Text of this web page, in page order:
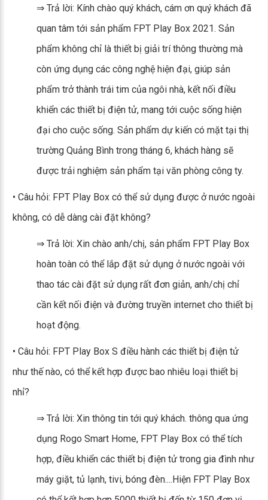
⇒ Trả lời: Kính chào quý khách, cám ơn quý khách đã
quan tâm tới sản phẩm FPT Play Box 2021. Sản
phẩm không chỉ là thiết bị giải trí thông thường mà
còn ứng dụng các công nghệ hiện đại, giúp sản
phẩm trở thành trái tim của ngôi nhà, kết nối điều
khiển các thiết bị điện tử, mang tới cuộc sống hiện
đại cho cuộc sống. Sản phẩm dự kiến có mặt tại thị
trường Quảng Bình trong tháng 6, khách hàng sẽ
được trải nghiệm sản phẩm tại văn phòng công ty.
• Câu hỏi: FPT Play Box có thể sử dụng được ở nước ngoài
không, có dễ dàng cài đặt không?
⇒ Trả lời: Xin chào anh/chị, sản phẩm FPT Play Box
hoàn toàn có thể lắp đặt sử dụng ở nước ngoài với
thao tác cài đặt sử dụng rất đơn giản, anh/chị chỉ
cần kết nối điện và đường truyền internet cho thiết bị
hoạt động.
• Câu hỏi: FPT Play Box S điều hành các thiết bị điện tử
như thế nào, có thể kết hợp được bao nhiêu loại thiết bị
nhỉ?
⇒ Trả lời: Xin thông tin tới quý khách. thông qua ứng
dụng Rogo Smart Home, FPT Play Box có thể tích
hợp, điều khiển các thiết bị điện tử trong gia đình như
máy giặt, tủ lạnh, tivi, bóng đèn....Hiện FPT Play Box